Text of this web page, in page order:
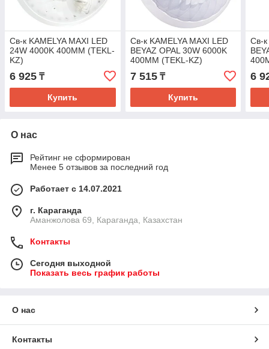
Св-к KAMELYA MAXI LED
24W 4000K 400MM (TEKL-
KZ)
6 925 ₸
Купить
Св-к KAMELYA MAXI LED
BEYAZ OPAL 30W 6000K
400MM (TEKL-KZ)
7 515₸
Купить
Св-к
6
О нас
Рейтинг не сформирован
Менее 5 отзывов за последний год
Работает с 14.07.2021
г. Караганда
Аманжолова 69, Караганда, Казахстан
Контакты
Сегодня выходной
Показать весь график работы
О нас
Контакты